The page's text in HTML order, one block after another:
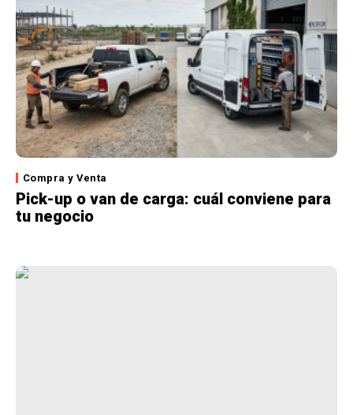
Compra y Venta
Pick-up o van de carga: cuál conviene para
tu negocio